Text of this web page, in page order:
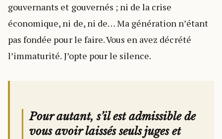
gouvernants et gouvernés ; ni de la crise
économique, ni de, ni de… Ma génération n’étant
pas fondée pour le faire. Vous en avez décrété
l’immaturité. J’opte pour le silence.
Pour autant, s’il est admissible de
vous avoir laissés seuls juges et